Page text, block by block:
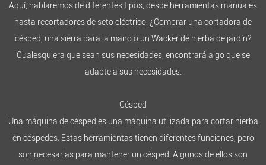
Aquí, hablaremos de diferentes tipos, desde herramientas manuales
hasta recortadores de seto eléctrico. ¿Comprar una cortadora de
césped, una sierra para la mano o un Wacker de hierba de jardín?
Cualesquiera que sean sus necesidades, encontrará algo que se
adapte a sus necesidades.
Césped
Una máquina de césped es una máquina utilizada para cortar hierba
en céspedes. Estas herramientas tienen diferentes funciones, pero
son necesarias para mantener un césped. Algunos de ellos son